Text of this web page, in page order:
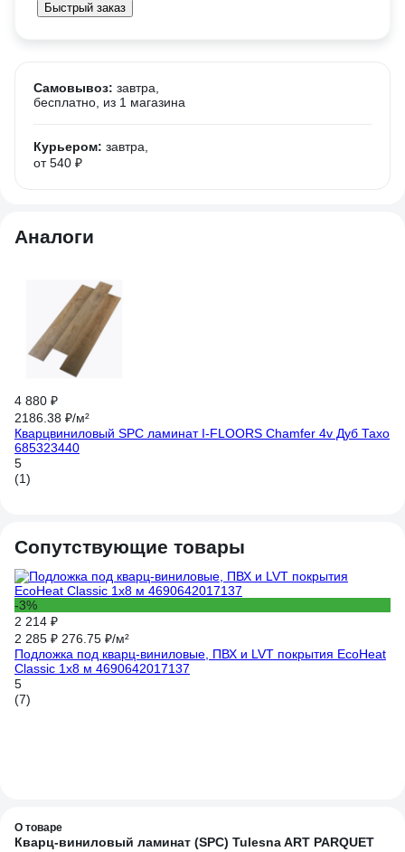
Быстрый заказ
Самовывоз: завтра,
бесплатно , из 1 магазина
Курьером: завтра,
от 540 ₽
Аналоги
4 880 ₽
2186.38 ₽/м²
Кварцвиниловый SPC ламинат I-FLOORS Chamfer 4v Дуб Тахо
685323440
5
(1)
Сопутствующие товары
-3%
2 214 ₽
2 285 ₽ 276.75 ₽/м²
Подложка под кварц-виниловые, ПВХ и LVT покрытия EcoHeat
Classic 1x8 м 4690642017137
5
(7)
О товаре
Кварц-виниловый ламинат (SPC) Tulesna ART PARQUET